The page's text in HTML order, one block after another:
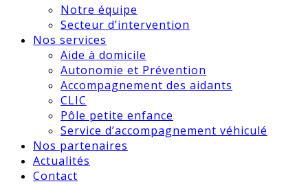
Notre équipe
Secteur d’intervention
Nos services
Aide à domicile
Autonomie et Prévention
Accompagnement des aidants
CLIC
Pôle petite enfance
Service d’accompagnement véhiculé
Nos partenaires
Actualités
Contact